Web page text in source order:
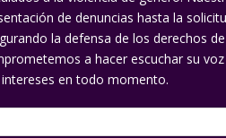
de denuncias hasta la
la defensa de los derechos
a hacer escuchar su
intereses en todo momento.